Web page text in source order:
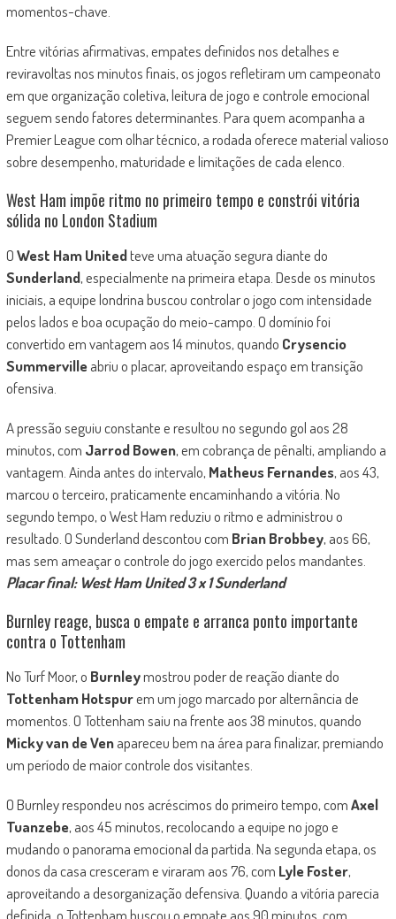
momentos-chave.
Entre vitórias afirmativas, empates definidos nos detalhes e
reviravoltas nos minutos finais, os jogos refletiram um campeonato
em que organização coletiva, leitura de jogo e controle emocional
seguem sendo fatores determinantes. Para quem acompanha a
Premier League com olhar técnico, a rodada oferece material valioso
sobre desempenho, maturidade e limitações de cada elenco.
West Ham impõe ritmo no primeiro tempo e constrói vitória
sólida no London Stadium
OWest Ham Unitedteve uma atuação segura diante do
Sunderland, especialmente na primeira etapa. Desde os minutos
iniciais, a equipe londrina buscou controlar o jogo com intensidade
pelos lados e boa ocupação do meio-campo. O domínio foi
convertido em vantagem aos 14 minutos, quando Crysencio
Summervilleabriu o placar, aproveitando espaço em transição
ofensiva.
A pressão seguiu constante e resultou no segundo gol aos 28
minutos, com Jarrod Bowen, em cobrança de pênalti, ampliando a
vantagem. Ainda antes do intervalo, Matheus Fernandes, aos 43,
marcou o terceiro, praticamente encaminhando a vitória. No
segundo tempo, o West Ham reduziu o ritmo e administrou o
resultado. O Sunderland descontou com Brian Brobbey, aos 66,
mas sem ameaçar o controle do jogo exercido pelos mandantes.
Placar final: West Ham United 3 x 1 Sunderland
Burnley reage, busca o empate e arranca ponto importante
contra o Tottenham
No Turf Moor, o Burnleymostrou poder de reação diante do
Tottenham Hotspurem um jogo marcado por alternância de
momentos. O Tottenham saiu na frente aos 38 minutos, quando
Micky van de Venapareceu bem na área para finalizar, premiando
um período de maior controle dos visitantes.
O Burnley respondeu nos acréscimos do primeiro tempo, comAxel
Tuanzebe, aos 45 minutos, recolocando a equipe no jogo e
mudando o panorama emocional da partida. Na segunda etapa, os
donos da casa cresceram e viraram aos 76, com Lyle Foster,
aproveitando a desorganização defensiva. Quando a vitória parecia
definida, o Tottenham buscou o empate aos 90 minutos, com